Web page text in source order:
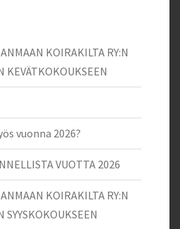
KOIRAKILTA RY:N
KEVÄTKOKOUKSEEN
vuonna 2026?
VUOTTA 2026
KOIRAKILTA RY:N
SYYSKOKOUKSEEN